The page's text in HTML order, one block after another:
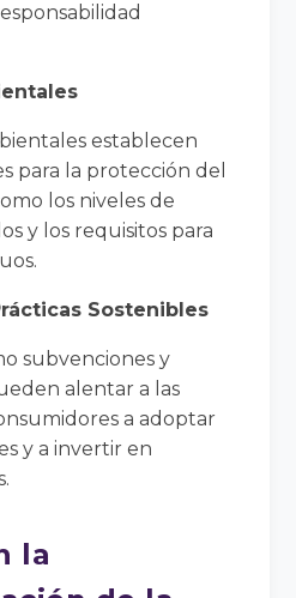
establecen
para la protección del
los niveles de
y los requisitos para
Sostenibles
subvenciones y
alentar a las
a adoptar
y a invertir en
la